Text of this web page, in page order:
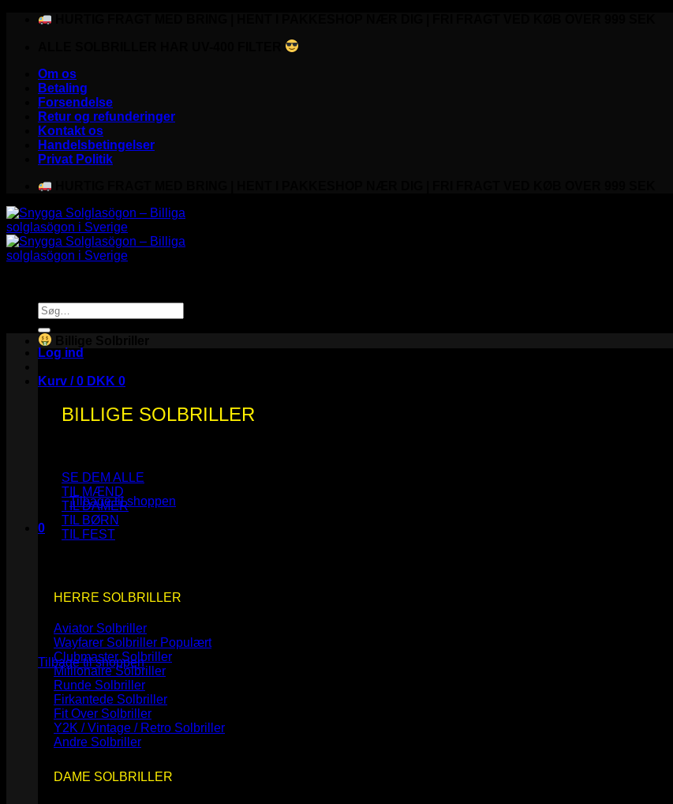
Fortsæt
Om os
Betaling
Forsendelse
Retur og refunderinger
Kontakt os
Handelsbetingelser
Privat Politik
Søg
efter:
Log ind
Kurv /0 DKK 0
Ingen varer i kurven.
Tilbage til shoppen
0
Kurv
Ingen varer i kurven.
Tilbage til shoppen
BILLIGE SOLBRILLER
SE DEM ALLE
TIL MÆND
TIL DAMER
TIL BØRN
TIL FEST
HERRE SOLBRILLER
Aviator Solbriller
Wayfarer Solbriller
Clubmaster Solbriller
Millionaire Solbriller
Runde Solbriller
Firkantede Solbriller
Fit Over Solbriller
Y2K / Vintage / Retro Solbriller
Andre Solbriller
DAME SOLBRILLER